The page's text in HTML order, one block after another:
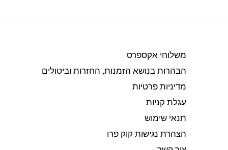
משלוחי אקספרס
הבהרות בנושא הזמנות, החזרות וביטולים​
מדיניות פרטיות
עגלת קניות
תנאי שימוש
הצהרת נגישות קוק פרו